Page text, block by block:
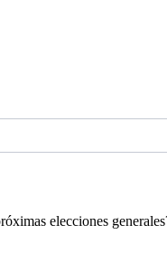
elecciones